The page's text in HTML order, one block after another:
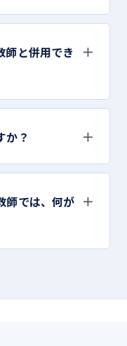
師と併用でき
＋
か？ ＋
師では、何が ＋